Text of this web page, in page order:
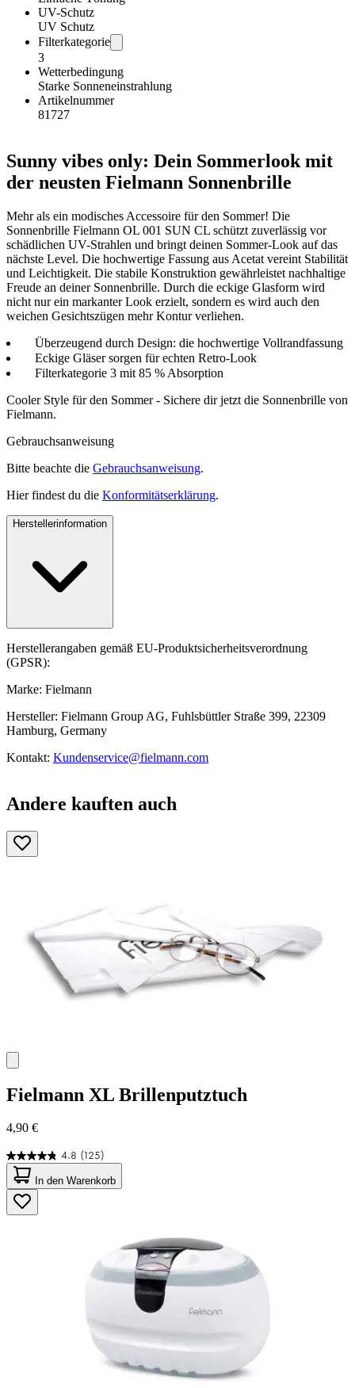
UV-Schutz
UV Schutz
Filterkategorie
3
Wetterbedingung
Starke Sonneneinstrahlung
Artikelnummer
81727
Sunny vibes only: Dein Sommerlook mit
der neusten Fielmann Sonnenbrille
Mehr als ein modisches Accessoire für den Sommer! Die
Sonnenbrille Fielmann OL 001 SUN CL schützt zuverlässig vor
schädlichen UV-Strahlen und bringt deinen Sommer-Look auf das
nächste Level. Die hochwertige Fassung aus Acetat vereint Stabilität
und Leichtigkeit. Die stabile Konstruktion gewährleistet nachhaltige
Freude an deiner Sonnenbrille. Durch die eckige Glasform wird
nicht nur ein markanter Look erzielt, sondern es wird auch den
weichen Gesichtszügen mehr Kontur verliehen.
Überzeugend durch Design: die hochwertige Vollrandfassung
Eckige Gläser sorgen für echten Retro-Look
Filterkategorie 3 mit 85 % Absorption
Cooler Style für den Sommer - Sichere dir jetzt die Sonnenbrille von
Fielmann.
Gebrauchsanweisung
Bitte beachte die Gebrauchsanweisung.
Hier findest du die Konformitätserklärung.
Herstellerinformation
Herstellerangaben gemäß EU-Produktsicherheitsverordnung
(GPSR):
Marke: Fielmann
Hersteller: Fielmann Group AG, Fuhlsbüttler Straße 399, 22309
Hamburg, Germany
Kontakt: Kundenservice@fielmann.com
Andere kauften auch
Fielmann XL Brillenputztuch
4,90 €
4.8 (125)
4.8
von
5
Sternen.
125
In den Warenkorb